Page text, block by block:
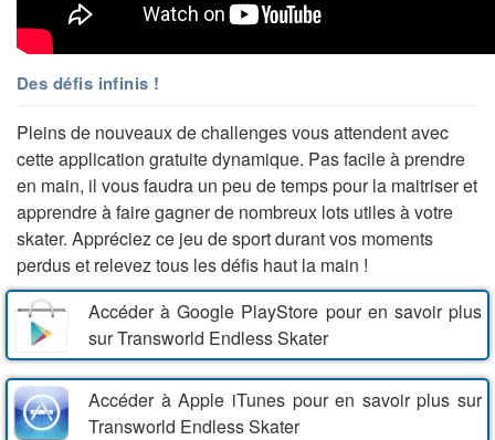
Des défis infinis !
Pleins de nouveaux de challenges vous attendent avec
cette application gratuite dynamique. Pas facile à prendre
en main, il vous faudra un peu de temps pour la maitriser et
apprendre à faire gagner de nombreux lots utiles à votre
skater. Appréciez ce jeu de sport durant vos moments
perdus et relevez tous les défis haut la main !
Accéder à Google PlayStore pour en savoir plus
sur Transworld Endless Skater
Accéder à Apple iTunes pour en savoir plus sur
Transworld Endless Skater